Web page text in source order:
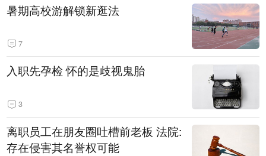
暑期高校游解锁新逛法
7
入职先孕检 怀的是歧视鬼胎
3
离职员工在朋友圈吐槽前老板 法院:
存在侵害其名誉权可能